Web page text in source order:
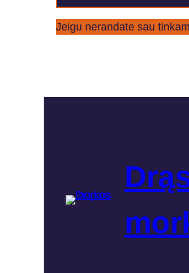
Jeigu nerandate sau